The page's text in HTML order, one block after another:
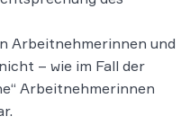
Arbeitnehmerinnen und
– wie im Fall der
Arbeitnehmerinnen